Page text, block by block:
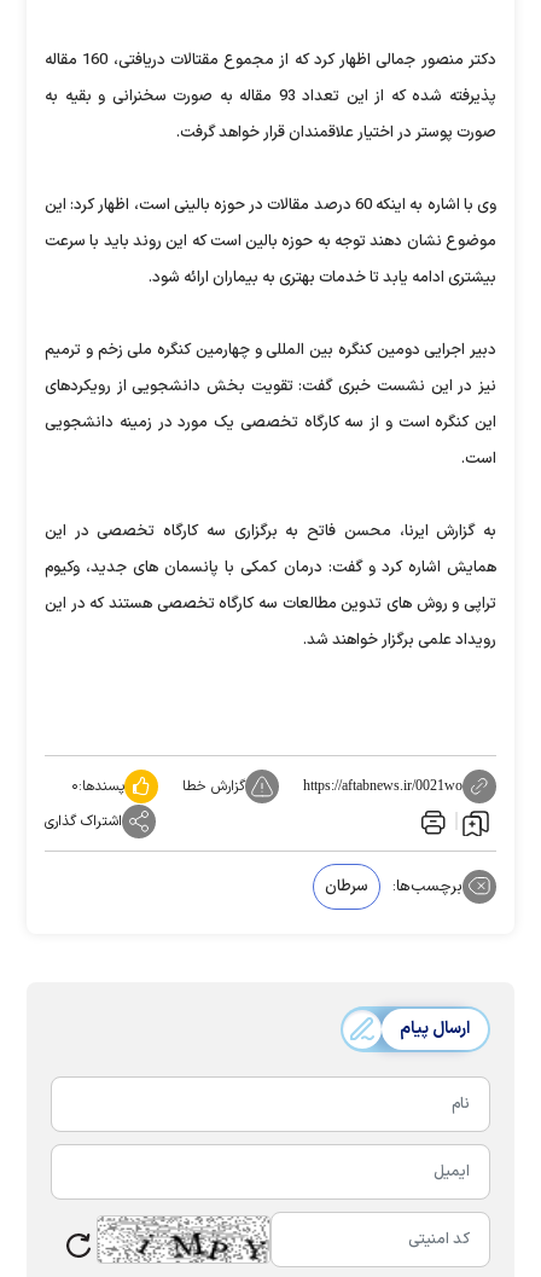
دکتر منصور جمالی اظهار کرد که از مجموع مقتالات دریافتی، 160 مقاله
پذیرفته شده که از این تعداد 93 مقاله به صورت سخنرانی و بقیه به
صورت پوستر در اختیار علاقمندان قرار خواهد گرفت.
وی با اشاره به اینکه 60 درصد مقالات در حوزه بالینی است، اظهار کرد: این
موضوع نشان دهند توجه به حوزه بالین است که این روند باید با سرعت
بیشتری ادامه یابد تا خدمات بهتری به بیماران ارائه شود.
دبیر اجرایی دومین کنگره بین المللی و چهارمین کنگره ملی زخم و ترمیم
نیز در این نشست خبری گفت: تقویت بخش دانشجویی از رویکردهای
این کنگره است و از سه کارگاه تخصصی یک مورد در زمینه دانشجویی
است.
به گزارش ایرنا، محسن فاتح به برگزاری سه کارگاه تخصصی در این
همایش اشاره کرد و گفت: درمان کمکی با پانسمان های جدید، وکیوم
تراپی و روش های تدوین مطالعات سه کارگاه تخصصی هستند که در این
رویداد علمی برگزار خواهند شد.
https://aftabnews.ir/0021wo گزارش خطا پسندها:۰
اشتراک گذاری
برچسب‌ها: سرطان
ارسال پیام